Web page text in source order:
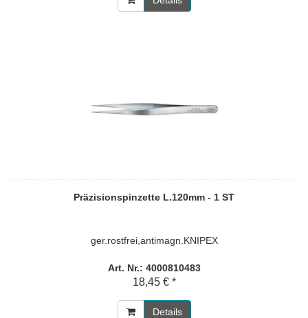
Präzisionspinzette L.120mm - 1 ST
ger.rostfrei,antimagn.KNIPEX
Art. Nr.: 4000810483
18,45 € *
Details